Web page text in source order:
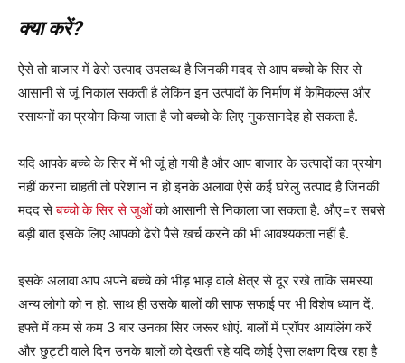
क्या करें?
ऐसे तो बाजार में ढेरो उत्पाद उपलब्ध है जिनकी मदद से आप बच्चो के सिर से
आसानी से जूं निकाल सकती है लेकिन इन उत्पादों के निर्माण में केमिकल्स और
रसायनों का प्रयोग किया जाता है जो बच्चो के लिए नुकसानदेह हो सकता है.
यदि आपके बच्चे के सिर में भी जूं हो गयी है और आप बाजार के उत्पादों का प्रयोग
नहीं करना चाहती तो परेशान न हो इनके अलावा ऐसे कई घरेलु उत्पाद है जिनकी
मदद सेबच्चो के सिर से जुओंको आसानी से निकाला जा सकता है. औए=र सबसे
बड़ी बात इसके लिए आपको ढेरो पैसे खर्च करने की भी आवश्यकता नहीं है.
इसके अलावा आप अपने बच्चे को भीड़ भाड़ वाले क्षेत्र से दूर रखे ताकि समस्या
अन्य लोगो को न हो. साथ ही उसके बालों की साफ सफाई पर भी विशेष ध्यान दें.
हफ्ते में कम से कम 3 बार उनका सिर जरूर धोएं. बालों में प्रॉपर आयलिंग करें
और छुट्टी वाले दिन उनके बालों को देखती रहे यदि कोई ऐसा लक्षण दिख रहा है